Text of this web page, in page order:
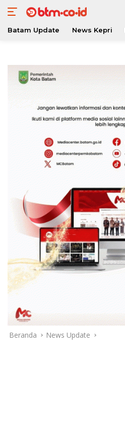
konten
Batam Update News Kepri
Beranda News Update